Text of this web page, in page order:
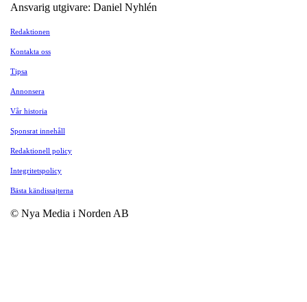
Ansvarig utgivare: Daniel Nyhlén
Redaktionen
Kontakta oss
Tipsa
Annonsera
Vår historia
Sponsrat innehåll
Redaktionell policy
Integritetspolicy
Bästa kändissajterna
© Nya Media i Norden AB